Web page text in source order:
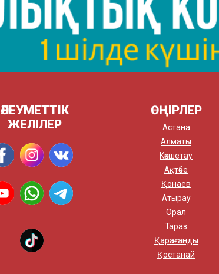
ӘЛЕУМЕТТІК
ЖЕЛІЛЕР
ӨҢІРЛЕР
Астана
Алматы
Көкшетау
Ақтөбе
Қонаев
Атырау
Орал
Тараз
Қарағанды
Қостанай